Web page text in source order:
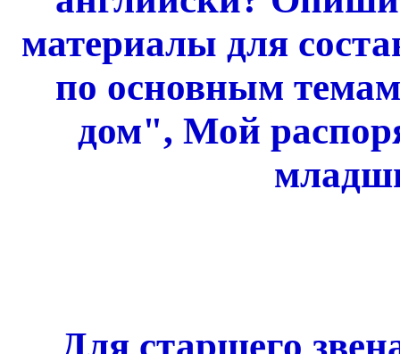
материалы для
по основным
дом", Мой